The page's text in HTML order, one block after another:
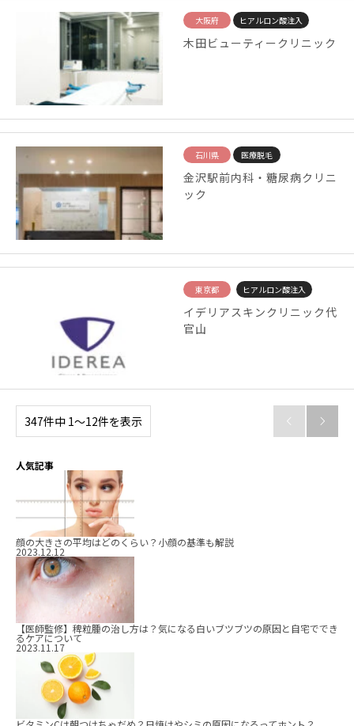
大阪府 ヒアルロン酸注入
木田ビューティークリニック
石川県 医療脱毛
金沢駅前内科・糖尿病クリニ
ック
東京都 ヒアルロン酸注入
イデリアスキンクリニック代
官山
347件中 1〜12件を表示  
人気記事
顔の大きさの平均はどのくらい？小顔の基準も解説
2023.12.12
【医師監修】稗粒腫の治し方は？気になる白いブツブツの原因と自宅ででき
るケアについて
2023.11.17